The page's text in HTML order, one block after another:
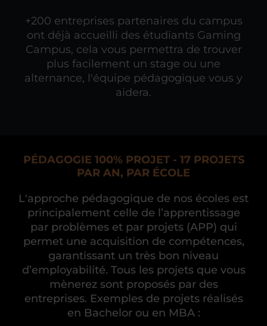
+200 entreprises partenaires du campus
ont déjà accueilli des étudiants Gaming
Campus, cela vous permettra de trouver
plus facilement un stage ou une
alternance, l'équipe pédagogique vous y
aidera.
PÉDAGOGIE 100% PROJET - 17 PROJETS
PAR AN, PAR ÉCOLE
L'approche pédagogique de nos écoles est
principalement celle de l’apprentissage
par problèmes et par projets (APP) qui
permet une acquisition de compétences,
garantissant un très bon niveau
d’employabilité. Tous les projets que vous
mènerez sont proposés par des
entreprises. Exemples de projets réalisés
en Bachelor ou en MBA :